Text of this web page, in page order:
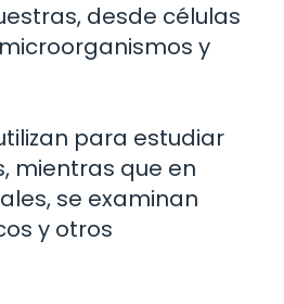
desde células
y
para estudiar
mientras que en
se examinan
y otros